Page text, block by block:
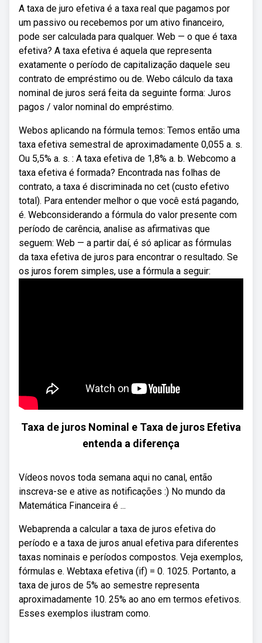
A taxa de juro efetiva é a taxa real que pagamos por
um passivo ou recebemos por um ativo financeiro,
pode ser calculada para qualquer. Web — o que é taxa
efetiva? A taxa efetiva é aquela que representa
exatamente o período de capitalização daquele seu
contrato de empréstimo ou de. Webo cálculo da taxa
nominal de juros será feita da seguinte forma: Juros
pagos / valor nominal do empréstimo.
Webos aplicando na fórmula temos: Temos então uma
taxa efetiva semestral de aproximadamente 0,055 a. s.
Ou 5,5% a. s. : A taxa efetiva de 1,8% a. b. Webcomo a
taxa efetiva é formada? Encontrada nas folhas de
contrato, a taxa é discriminada no cet (custo efetivo
total). Para entender melhor o que você está pagando,
é. Webconsiderando a fórmula do valor presente com
período de carência, analise as afirmativas que
seguem: Web — a partir daí, é só aplicar as fórmulas
da taxa efetiva de juros para encontrar o resultado. Se
os juros forem simples, use a fórmula a seguir:
Taxa de juros Nominal e Taxa de juros Efetiva
entenda a diferença
Vídeos novos toda semana aqui no canal, então
inscreva-se e ative as notificações :) No mundo da
Matemática Financeira é ...
Webaprenda a calcular a taxa de juros efetiva do
período e a taxa de juros anual efetiva para diferentes
taxas nominais e períodos compostos. Veja exemplos,
fórmulas e. Webtaxa efetiva (if) = 0. 1025. Portanto, a
taxa de juros de 5% ao semestre representa
aproximadamente 10. 25% ao ano em termos efetivos.
Esses exemplos ilustram como.